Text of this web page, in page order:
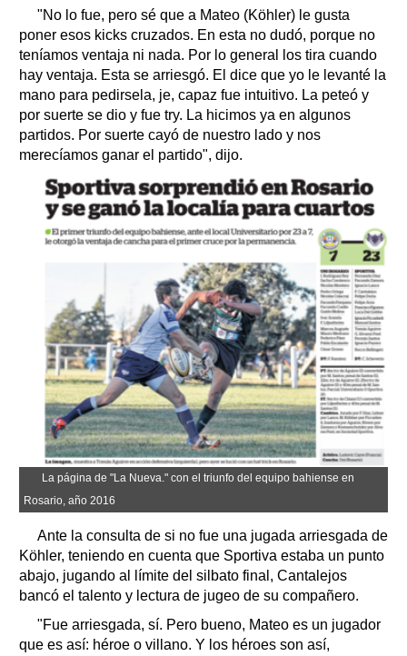
"No lo fue, pero sé que a Mateo (Köhler) le gusta
poner esos kicks cruzados. En esta no dudó, porque no
teníamos ventaja ni nada. Por lo general los tira cuando
hay ventaja. Esta se arriesgó. El dice que yo le levanté la
mano para pedirsela, je, capaz fue intuitivo. La peteó y
por suerte se dio y fue try. La hicimos ya en algunos
partidos. Por suerte cayó de nuestro lado y nos
merecíamos ganar el partido", dijo.
La página de "La Nueva." con el triunfo del equipo bahiense en
Rosario, año 2016
Ante la consulta de si no fue una jugada arriesgada de
Köhler, teniendo en cuenta que Sportiva estaba un punto
abajo, jugando al límite del silbato final, Cantalejos
bancó el talento y lectura de jugeo de su compañero.
"Fue arriesgada, sí. Pero bueno, Mateo es un jugador
que es así: héroe o villano. Y los héroes son así,